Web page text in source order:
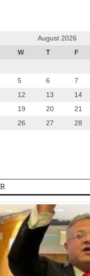
August 2026
W T F
5 6 7
12 13 14
19 20 21
26 27 28